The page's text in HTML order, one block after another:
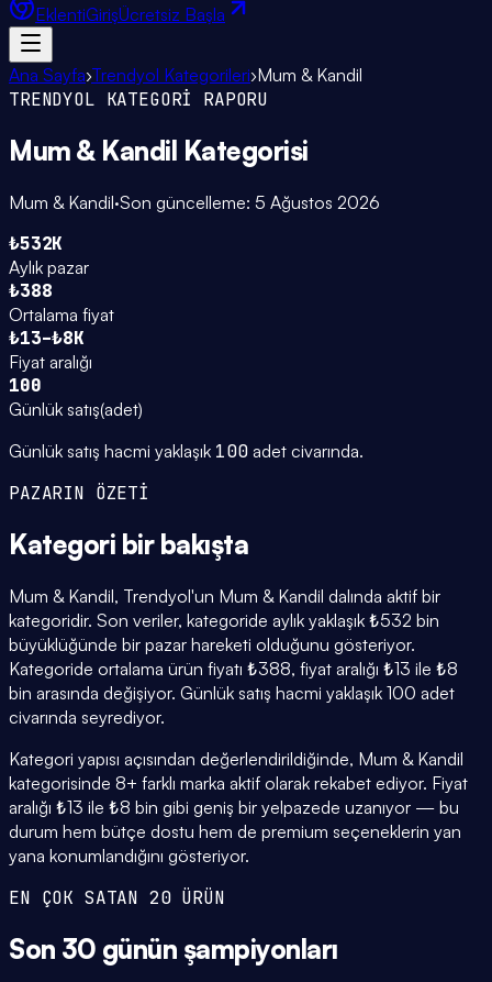
EklentiGirişÜcretsiz Başla
Ana Sayfa›Trendyol Kategorileri›Mum & Kandil
TRENDYOL KATEGORİ RAPORU
Mum & Kandil Kategorisi
Mum & Kandil·Son güncelleme: 5 Ağustos 2026
₺532K
Aylık pazar
₺388
Ortalama fiyat
₺13–₺8K
Fiyat aralığı
100
Günlük satış(adet)
Günlük satış hacmi yaklaşık 100adet civarında.
PAZARIN ÖZETİ
Kategori bir bakışta
Mum & Kandil, Trendyol'un Mum & Kandil dalında aktif bir
kategoridir. Son veriler, kategoride aylık yaklaşık ₺532 bin
büyüklüğünde bir pazar hareketi olduğunu gösteriyor.
Kategoride ortalama ürün fiyatı ₺388, fiyat aralığı ₺13 ile ₺8
bin arasında değişiyor. Günlük satış hacmi yaklaşık 100 adet
civarında seyrediyor.
Kategori yapısı açısından değerlendirildiğinde, Mum & Kandil
kategorisinde 8+ farklı marka aktif olarak rekabet ediyor. Fiyat
aralığı ₺13 ile ₺8 bin gibi geniş bir yelpazede uzanıyor — bu
durum hem bütçe dostu hem de premium seçeneklerin yan
yana konumlandığını gösteriyor.
EN ÇOK SATAN 20 ÜRÜN
Son 30 günün şampiyonları